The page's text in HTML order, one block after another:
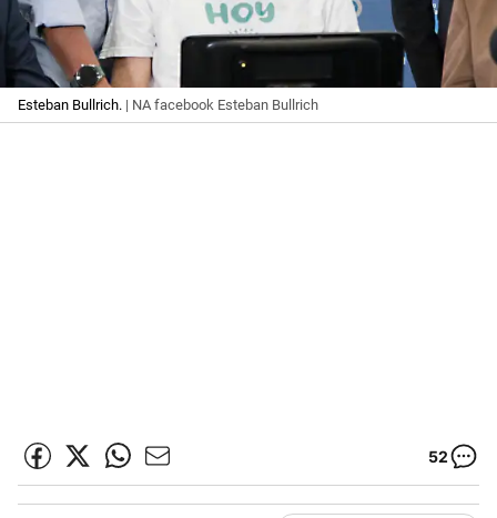
Esteban Bullrich. | NA facebook Esteban Bullrich
52